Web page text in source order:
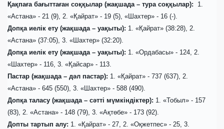
Қақпаға бағыттаған соққылар (жақшада – тура соққылар):
1.
«Астана» - 21 (9), 2. «Қайрат» - 19 (5), «Шахтер» - 16 (-).
Допқа иелік ету (жақшада – уақыты): 1. «Қайрат» (38:28), 2.
«Астана» (37:05), 3. «Шахтер» (32:20).
Допқа иелік ету (жақшада – уақыты): 1. «Ордабасы» - 124, 2.
«Шахтер» - 116, 3. «Қайсар» - 113.
Пастар (жақшада – дәл пастар): 1. «Қайрат» - 737 (637), 2.
«Астана» - 645 (550), 3. «Шахтер» - 588 (490).
Допқа таласу (жақшада – сәтті мүмкіндіктер): 1. «Тобыл» - 157
(83), 2. «Астана» - 148 (79), 3. «Ақтөбе» - 173 (92).
Допты тартып алу: 1. «Қайрат» - 27, 2. «Оқжетпес» - 25, 3.